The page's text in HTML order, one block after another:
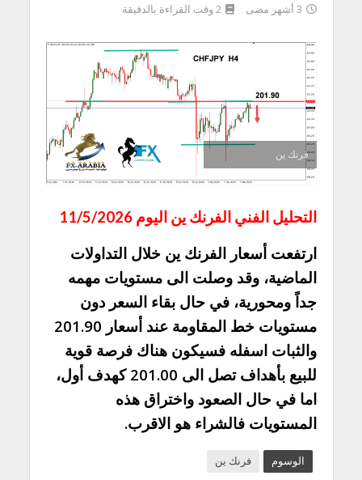
3 أشهر مضى 2 وقت القراءة بالدقيقة
فرنك ين
التحليل الفني الفرنك ين اليوم 11/5/2026
ارتفعت أسعار الفرنك ين خلال التداولات
الماضية، وقد وصلت الى مستويات مهمه
جداً ومحورية، في حال بقاء السعر دون
مستويات خط المقاومة عند أسعار 201.90
والثبات اسفله فسيكون هناك فرصة قوية
للبيع بأهداف تصل الى 201.00 كهدف أول،
اما في حال الصعود واختراق هذه
المستويات فالشراء هو الاقرب.
الوسوم فرنك ين